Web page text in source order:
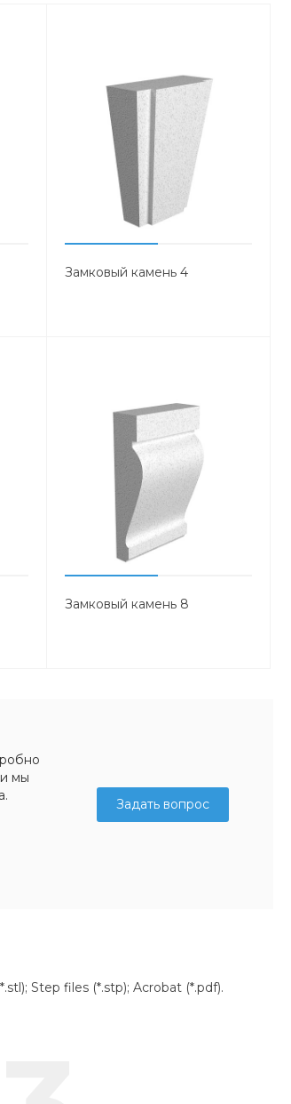
Замковый камень 4
Замковый камень 8
мы
Задать вопрос
Step files (*.stp); Acrobat (*.pdf).